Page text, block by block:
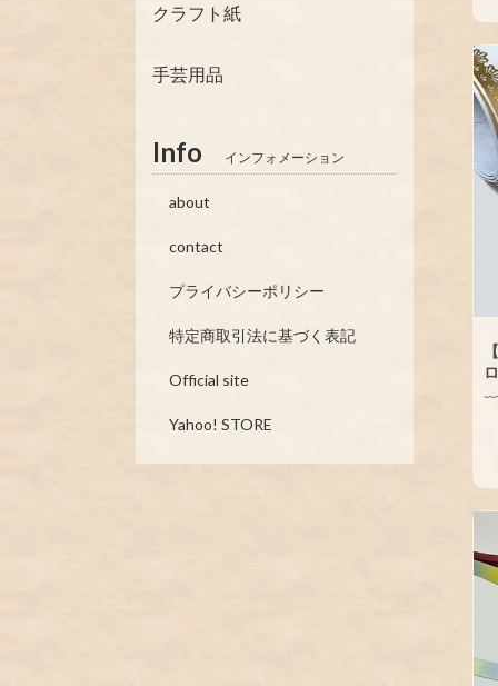
クラフト紙
手芸用品
Info インフォメーション
about
contact
プライバシーポリシー
特定商取引法に基づく表記
Official site
Yahoo! STORE